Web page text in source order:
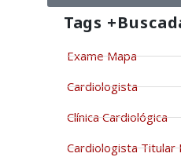
Tags
Exame Mapa
Cardiologista
Clínica Cardiológica
Cardiologista Titular